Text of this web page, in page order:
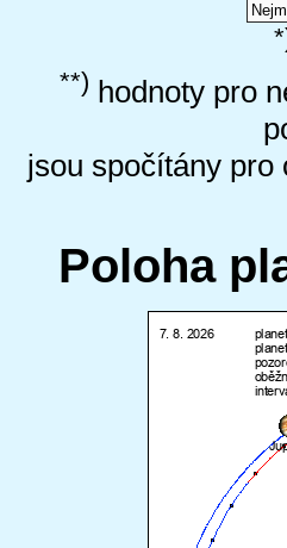
**) hodnoty pro
jsou spočítány pro
Poloha